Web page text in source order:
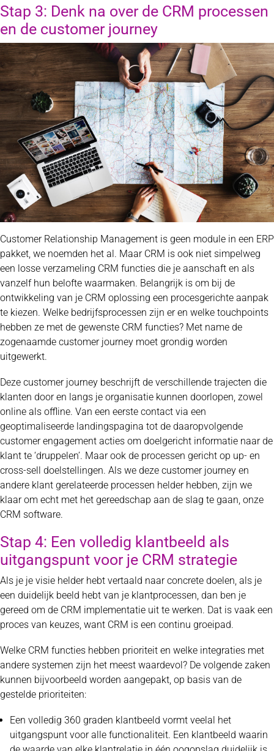
Stap 3: Denk na over de CRM processen
en de customer journey
Customer Relationship Management is geen module in een ERP
pakket, we noemden het al. Maar CRM is ook niet simpelweg
een losse verzameling CRM functies die je aanschaft en als
vanzelf hun belofte waarmaken. Belangrijk is om bij de
ontwikkeling van je CRM oplossing een procesgerichte aanpak
te kiezen. Welke bedrijfsprocessen zijn er en welke touchpoints
hebben ze met de gewenste CRM functies? Met name de
zogenaamde customer journey moet grondig worden
uitgewerkt.
Deze customer journey beschrijft de verschillende trajecten die
klanten door en langs je organisatie kunnen doorlopen, zowel
online als offline. Van een eerste contact via een
geoptimaliseerde landingspagina tot de daaropvolgende
customer engagement acties om doelgericht informatie naar de
klant te ‘druppelen’. Maar ook de processen gericht op up- en
cross-sell doelstellingen. Als we deze customer journey en
andere klant gerelateerde processen helder hebben, zijn we
klaar om echt met het gereedschap aan de slag te gaan, onze
CRM software.
Stap 4: Een volledig klantbeeld als
uitgangspunt voor je CRM strategie
Als je je visie helder hebt vertaald naar concrete doelen, als je
een duidelijk beeld hebt van je klantprocessen, dan ben je
gereed om de CRM implementatie uit te werken. Dat is vaak een
proces van keuzes, want CRM is een continu groeipad.
Welke CRM functies hebben prioriteit en welke integraties met
andere systemen zijn het meest waardevol? De volgende zaken
kunnen bijvoorbeeld worden aangepakt, op basis van de
gestelde prioriteiten:
Een volledig 360 graden klantbeeld vormt veelal het
uitgangspunt voor alle functionaliteit. Een klantbeeld waarin